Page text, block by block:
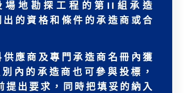
場地勘探工程的第II組承造
的資格和條件的承造商或合
應商及專門承造商名冊內獲
內的承造商也可參與投標，
出要求，同時把填妥的納入